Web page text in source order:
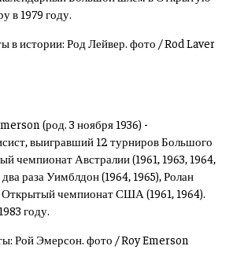
в 1979 году.
(род. 3 ноября 1936) -
выигравший 12 турниров Большого
чемпионат Австралии (1961, 1963, 1964,
два раза Уимблдон (1964, 1965), Ролан
Открытый чемпионат США (1961, 1964).
году.